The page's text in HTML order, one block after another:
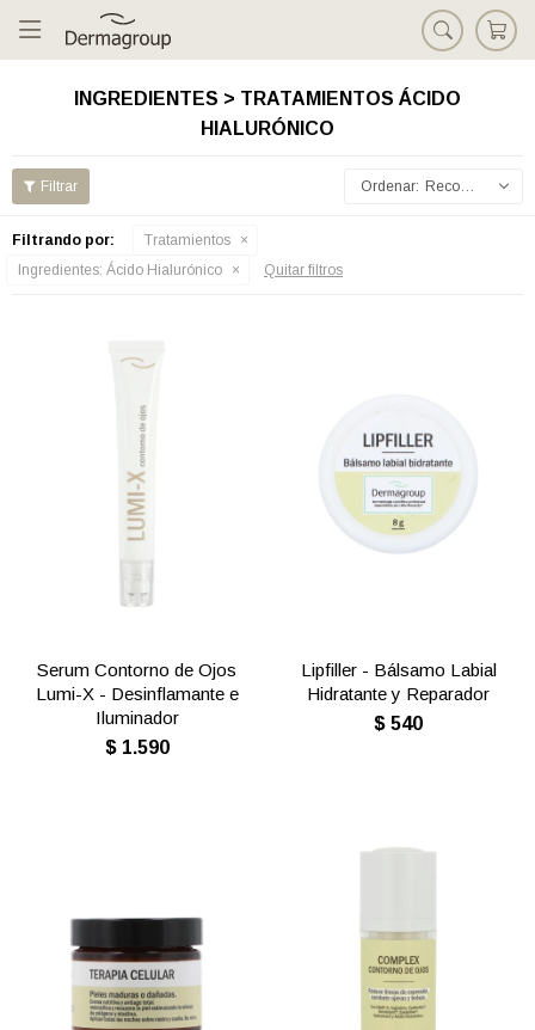

INGREDIENTES > TRATAMIENTOS ÁCIDO
HIALURÓNICO
Recomendados
Filtrando por:
Tratamientos
Ingredientes: Ácido Hialurónico Quitar filtros
Serum Contorno de Ojos
Lumi-X - Desinflamante e
Iluminador
$ 1.590
Lipfiller - Bálsamo Labial
Hidratante y Reparador
$ 540